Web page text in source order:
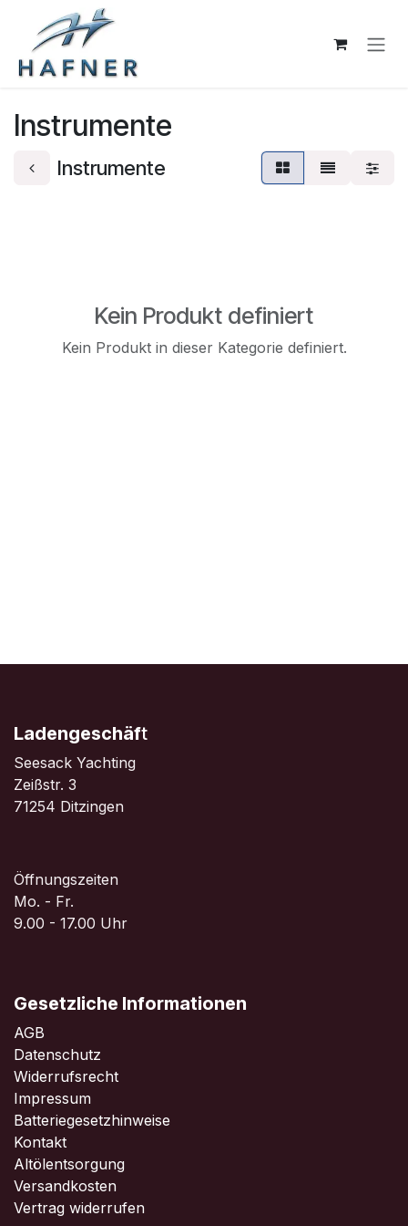
Zum Inhalt springen
Instrumente
Instrumente
Kein Produkt definiert
Kein Produkt in dieser Kategorie definiert.
Ladengeschäft
Seesack Yachting
Zeißstr. 3
71254 Ditzingen
Öffnungszeiten
Mo. - Fr.
9.00 - 17.00 Uhr
Gesetzliche Informationen
AGB
Datenschutz
Widerrufsrecht
Impressum
Batteriegesetzhinweise
Kontakt
Altölentsorgung
Versandkosten
Vertrag widerrufen